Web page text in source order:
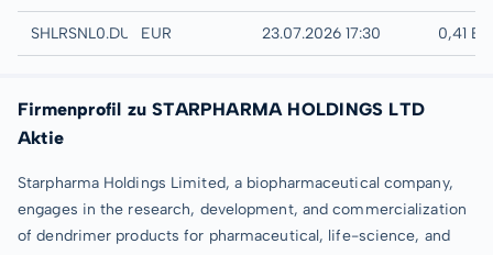
Düsseldorf
SHLRSNL0.DUSBEUR 23.07.2026 17:30 0,41
Firmenprofil zu STARPHARMA HOLDINGS LTD
Aktie
Starpharma Holdings Limited, a biopharmaceutical company,
engages in the research, development, and commercialization
of dendrimer products for pharmaceutical, life-science, and